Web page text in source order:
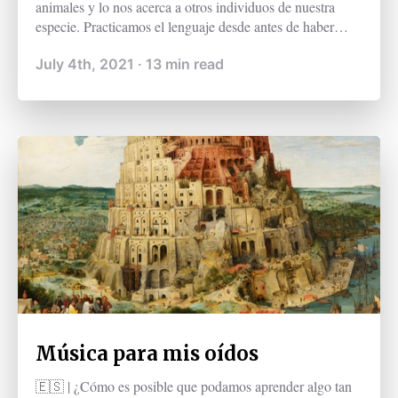
animales y lo nos acerca a otros individuos de nuestra
especie. Practicamos el lenguaje desde antes de haber
vida. El poder del lenguaje es tal que a partir de un
infinitud de significados.
July 4th, 2021 · 13 min read
Música para mis oídos
🇪🇸 | ¿Cómo es posible que podamos aprender algo tan